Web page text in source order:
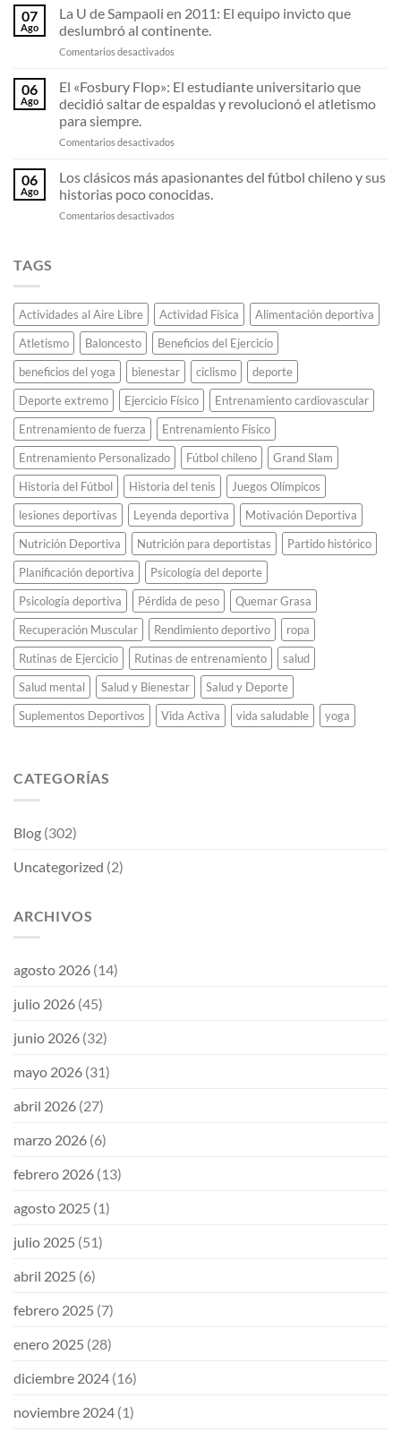
Olimpiadas
en
avión
la
llama
olímpica
que
apague.
resortes
invisibles:
Por
qué
zapatillas
fibra
carbono
destrozando
todos
récords
07
Ago
La U de Sampaoli en 2011: El equipo invicto que
deslumbró al continente.
Comentarios desactivados
U
de
Sampaoli
2011:
equipo
invicto
que
deslumbró
06
Ago
El «Fosbury Flop»: El estudiante universitario que
decidió saltar de espaldas y revolucionó el atletismo
para siempre.
Comentarios desactivados
«Fosbury
Flop»:
El
estudiante
espaldas
y
revolucionó
el
atletismo
para
siempre.
06
Ago
Los clásicos más apasionantes del fútbol chileno y sus
historias poco conocidas.
Comentarios desactivados
fútbol
chileno
y
sus
historias
poco
conocidas.
TAGS
Actividades al Aire Libre Actividad Física
Alimentación deportiva
Atletismo
Baloncesto
Beneficios del Ejercicio
beneficios del yoga
bienestar ciclismo
deporte
Deporte extremo
Ejercicio Físico
Entrenamiento cardiovascular
Entrenamiento de fuerza
Entrenamiento Físico
Entrenamiento Personalizado
Fútbol chileno
Grand Slam
Historia del Fútbol
Historia del tenis
Juegos Olímpicos
lesiones deportivas
Leyenda deportiva
Motivación Deportiva
Nutrición Deportiva
Nutrición para deportistas
Partido histórico
Planificación deportiva
Psicología del deporte
Psicología deportiva
Pérdida de peso
Quemar Grasa
Recuperación Muscular
Rendimiento deportivo
ropa
Rutinas de Ejercicio
Rutinas de entrenamiento
salud
Salud mental
Salud y Bienestar
Salud y Deporte
Suplementos Deportivos
Vida Activa vida saludable yoga
CATEGORÍAS
Blog (302)
Uncategorized (2)
ARCHIVOS
agosto 2026 (14)
julio 2026 (45)
junio 2026 (32)
mayo 2026 (31)
abril 2026 (27)
marzo 2026 (6)
febrero 2026 (13)
agosto 2025 (1)
julio 2025 (51)
abril 2025 (6)
febrero 2025 (7)
enero 2025 (28)
diciembre 2024 (16)
noviembre 2024 (1)